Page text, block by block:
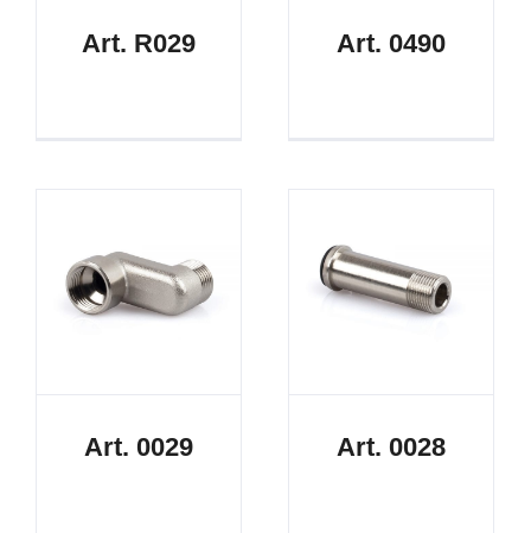
Art. R029 Art. 0490
Art. 0029 Art. 0028